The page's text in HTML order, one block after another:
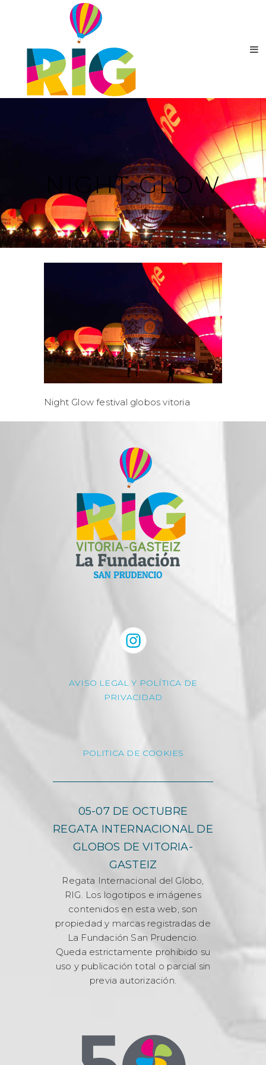
NIGHT-GLOW
Night Glow festival globos vitoria
AVISO LEGAL Y POLÍTICA DE
PRIVACIDAD
POLITICA DE COOKIES
05-07 DE OCTUBRE
REGATA INTERNACIONAL DE
GLOBOS DE VITORIA-
GASTEIZ
Regata Internacional del Globo,
RIG. Los logotipos e imágenes
contenidos en esta web, son
propiedad y marcas registradas de
La Fundación San Prudencio.
Queda estrictamente prohibido su
uso y publicación total o parcial sin
previa autorización.